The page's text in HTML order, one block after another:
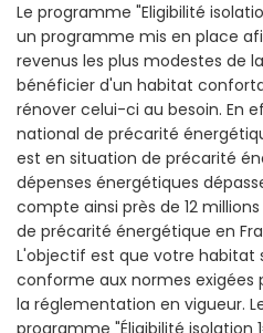
Le programme "Eligibilité
un programme mis en place
revenus les plus modestes de la
bénéficier d'un habitat
rénover celui-ci au besoin. En
national de précarité
est en situation de précarité
dépenses énergétiques
compte ainsi près de 12
de précarité énergétique en
L'objectif est que votre habitat
conforme aux normes exigées
la réglementation en vigueur.